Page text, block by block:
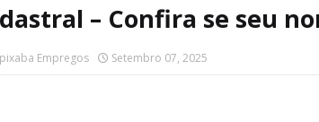
– Confira se seu
Empregos Setembro 07, 2025